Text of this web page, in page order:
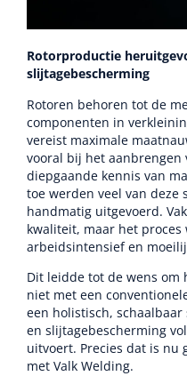
Rotorproductie
slijtagebescherming
Rotoren behoren tot de
componenten in
vereist maximale
vooral bij het aanbrengen
diepgaande kennis van
toe werden veel van deze
handmatig uitgevoerd.
kwaliteit, maar het proces
arbeidsintensief en
Dit leidde tot de wens om
niet met een
een holistisch,
en slijtagebescherming
uitvoert. Precies dat is nu
met Valk Welding.